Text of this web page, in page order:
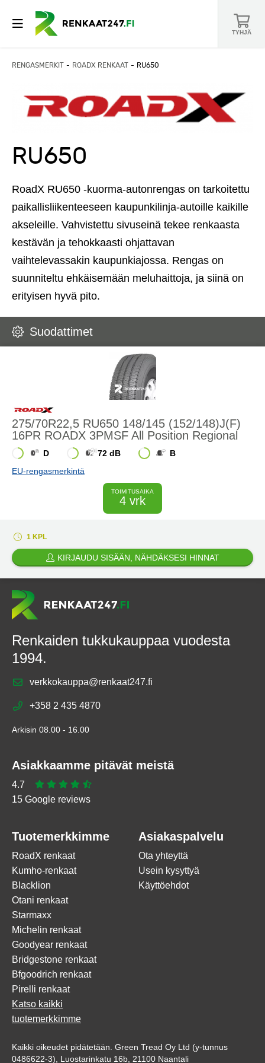
TYHJÄ
RENGASMERKIT ROADX RENKAAT RU650
RU650
RoadX RU650 -kuorma-autonrengas on tarkoitettu
paikallisliikenteeseen kaupunkilinja-autoille kaikille
akseleille. Vahvistettu sivuseinä tekee renkaasta
kestävän ja tehokkaasti ohjattavan
vaihtelevassakin kaupunkiajossa. Rengas on
suunniteltu ehkäisemään meluhaittoja, ja siinä on
erityisen hyvä pito.
Suodattimet
275/70R22,5 RU650 148/145 (152/148)J(F)
16PR ROADX 3PMSF All Position Regional
D 72 dB
B
EU-rengasmerkintä
TOIMITUSAIKA
4 vrk
1 KPL
KIRJAUDU SISÄÄN, NÄHDÄKSESI HINNAT
Renkaiden tukkukauppaa vuodesta
1994.
verkkokauppa@renkaat247.fi
+358 2 435 4870
Arkisin 08.00 - 16.00
Asiakkaamme pitävät meistä
4.7
15 Google reviews
Tuotemerkkimme
RoadX renkaat
Kumho-renkaat
Blacklion
Otani renkaat
Starmaxx
Michelin renkaat
Goodyear renkaat
Bridgestone renkaat
Bfgoodrich renkaat
Pirelli renkaat
Katso kaikki
tuotemerkkimme
Asiakaspalvelu
Ota yhteyttä
Usein kysyttyä
Käyttöehdot
Kaikki oikeudet pidätetään. Green Tread Oy Ltd (y-tunnus
0486622-3), Luostarinkatu 16b, 21100 Naantali